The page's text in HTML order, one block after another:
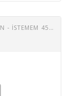
ERKIN KORAY - KÖPRÜDEN GEÇTI GELIN - ISTEMEM 45 LIK PLAK